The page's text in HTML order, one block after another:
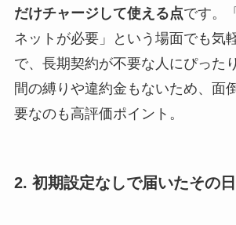
だけチャージして使える点です。
ネットが必要」という場面でも気
で、長期契約が不要な人にぴった
間の縛りや違約金もないため、面
要なのも高評価ポイント。
2. 初期設定なしで届いたその